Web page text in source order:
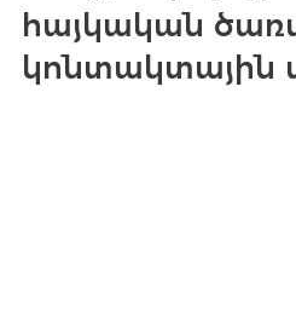
հայկական
կոնտակտային